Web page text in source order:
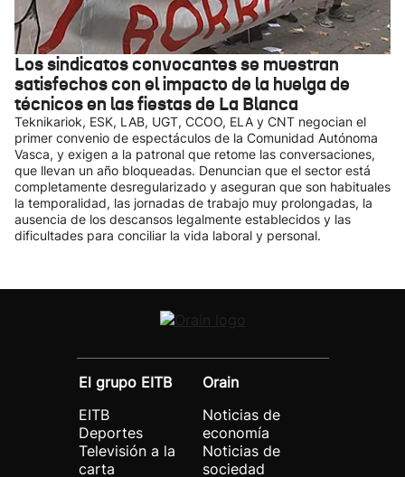
Los sindicatos convocantes se muestran
satisfechos con el impacto de la huelga de
técnicos en las fiestas de La Blanca
Teknikariok, ESK, LAB, UGT, CCOO, ELA y CNT negocian el
primer convenio de espectáculos de la Comunidad Autónoma
Vasca, y exigen a la patronal que retome las conversaciones,
que llevan un año bloqueadas. Denuncian que el sector está
completamente desregularizado y aseguran que son habituales
la temporalidad, las jornadas de trabajo muy prolongadas, la
ausencia de los descansos legalmente establecidos y las
dificultades para conciliar la vida laboral y personal.
El grupo EITB
EITB
Deportes
Televisión a la
carta
Orain
Noticias de
economía
Noticias de
sociedad